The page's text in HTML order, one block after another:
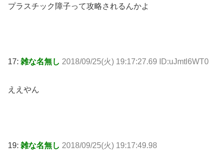
プラスチック障子って攻略されるんかよ
17: 雑な名無し 2018/09/25(火) 19:17:27.69 ID:uJmtl6WT0
ええやん
19: 雑な名無し 2018/09/25(火) 19:17:49.98